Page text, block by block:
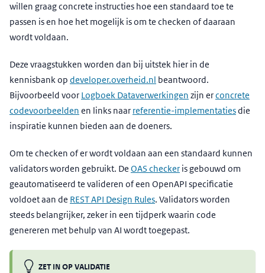
willen graag concrete instructies hoe een standaard toe te
passen is en hoe het mogelijk is om te checken of daaraan
wordt voldaan.
Deze vraagstukken worden dan bij uitstek hier in de
kennisbank op developer.overheid.nl beantwoord.
Bijvoorbeeld voor Logboek Dataverwerkingen zijn erconcrete
codevoorbeelden en links naar referentie-implementatiesdie
inspiratie kunnen bieden aan de doeners.
Om te checken of er wordt voldaan aan een standaard kunnen
validators worden gebruikt. De OAS checker is gebouwd om
geautomatiseerd te valideren of een OpenAPI specificatie
voldoet aan de REST API Design Rules. Validators worden
steeds belangrijker, zeker in een tijdperk waarin code
genereren met behulp van AI wordt toegepast.
ZET IN OP VALIDATIE